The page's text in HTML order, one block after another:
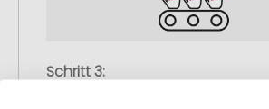
Schritt 3: